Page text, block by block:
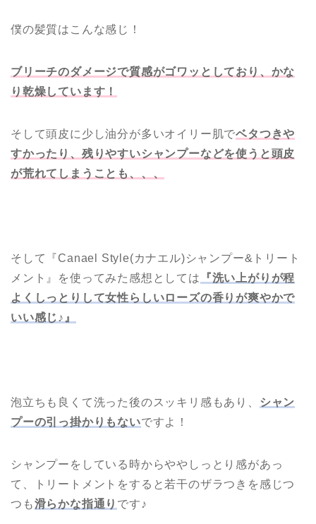
僕の髪質はこんな感じ！
ブリーチのダメージで質感がゴワッとしており、かな
り乾燥しています！
そして頭皮に少し油分が多いオイリー肌でベタつきや
すかったり、残りやすいシャンプーなどを使うと頭皮
が荒れてしまうことも、、、
そして『Canael Style(カナエル)シャンプー&トリート
メント』を使ってみた感想としては
『洗い上がりが程
よくしっとりして女性らしいローズの香りが爽やかで
いい感じ♪』
泡立ちも良くて洗った後のスッキリ感もあり、
シャン
プーの引っ掛かりもないですよ！
シャンプーをしている時からややしっとり感があっ
て、トリートメントをすると若干のザラつきを感じつ
つも滑らかな指通り です♪